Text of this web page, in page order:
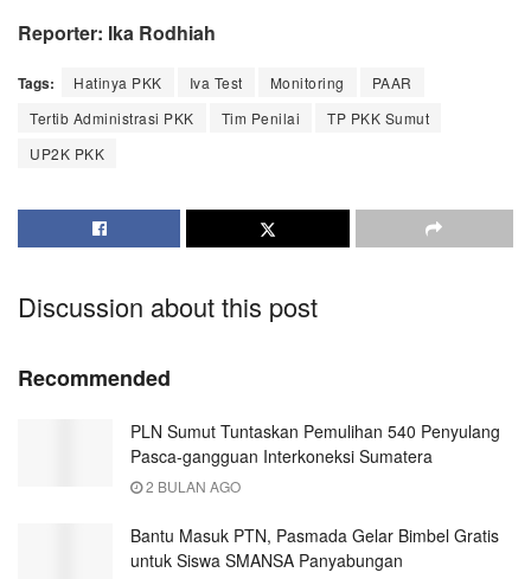
Reporter: Ika Rodhiah
Tags: Hatinya PKK Iva Test Monitoring
PAAR
Tertib Administrasi PKK
Tim Penilai
TP PKK Sumut
UP2K PKK
Discussion about this post
Recommended
PLN Sumut Tuntaskan Pemulihan 540 Penyulang
Pasca-gangguan Interkoneksi Sumatera
2 BULAN AGO
Bantu Masuk PTN, Pasmada Gelar Bimbel Gratis
untuk Siswa SMANSA Panyabungan